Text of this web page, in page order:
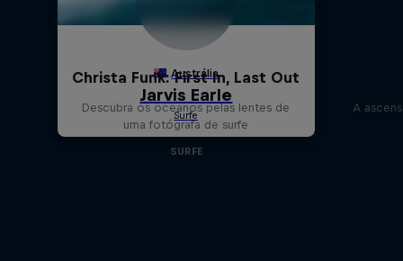
Christa Funk: First In, Last Out
Descubra os oceanos pelas lentes de
uma fotógrafa de surfe
SURFE
A